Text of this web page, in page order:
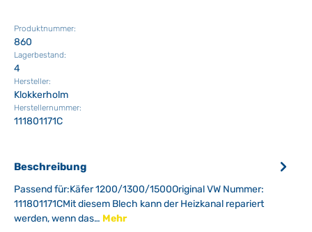
Produktnummer:
860
Lagerbestand:
4
Hersteller:
Klokkerholm
Herstellernummer:
111801171C
Beschreibung
Passend für:Käfer 1200/1300/1500Original VW Nummer:
111801171CMit diesem Blech kann der Heizkanal repariert
werden, wenn das… Mehr